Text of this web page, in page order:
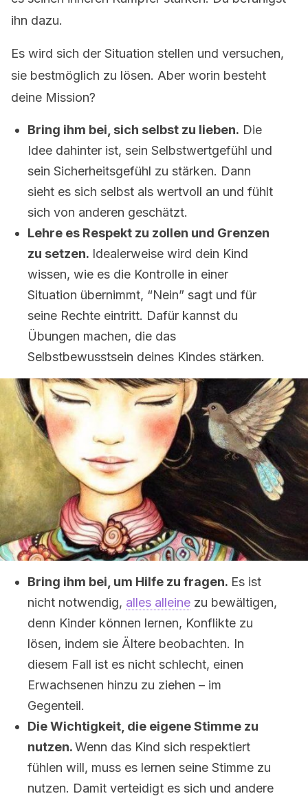
ihn dazu.
Es wird sich der Situation stellen und versuchen,
sie bestmöglich zu lösen. Aber worin besteht
deine Mission?
Bring ihm bei, sich selbst zu lieben. Die
Idee dahinter ist, sein Selbstwertgefühl und
sein Sicherheitsgefühl zu stärken. Dann
sieht es sich selbst als wertvoll an und fühlt
sich von anderen geschätzt.
Lehre es Respekt zu zollen und Grenzen
zu setzen. Idealerweise wird dein Kind
wissen, wie es die Kontrolle in einer
Situation übernimmt, “Nein” sagt und für
seine Rechte eintritt. Dafür kannst du
Übungen machen, die das
Selbstbewusstsein deines Kindes stärken.
Bring ihm bei, um Hilfe zu fragen. Es ist
nicht notwendig, alles alleine zu bewältigen,
denn Kinder können lernen, Konflikte zu
lösen, indem sie Ältere beobachten. In
diesem Fall ist es nicht schlecht, einen
Erwachsenen hinzu zu ziehen – im
Gegenteil.
Die Wichtigkeit, die eigene Stimme zu
nutzen.Wenn das Kind sich respektiert
fühlen will, muss es lernen seine Stimme zu
nutzen. Damit verteidigt es sich und andere